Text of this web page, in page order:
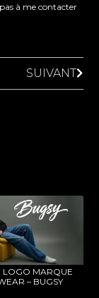
à me contacter
SUIVANT
LOGO MARQUE
– BUGSY